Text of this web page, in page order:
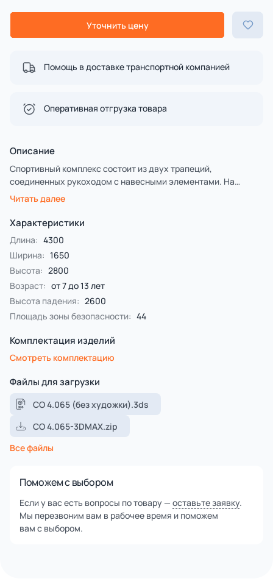
Уточнить цену
Помощь в доставке транспортной компанией
Оперативная отгрузка товара
Описание
Спортивный комплекс состоит из двух трапеций,
соединенных рукоходом с навесными элементами. На
трапециях установлены полипропиленовые сетки, канаты,
камнями. На рукоходе крепятся сетка полипропиленовая,
нанесена ручная художественная роспись в стиле
граффити.
Читать далее
Характеристики
Длина: 4300
Ширина: 1650
Высота: 2800
Возраст: от 7 до 13 лет
Высота падения: 2600
Площадь зоны безопасности: 44
Комплектация изделий
Смотреть комплектацию
Файлы для загрузки
СО 4.065 (без художки).3ds
СО 4.065-3DMAX.zip
Все файлы
Поможем с выбором
Если у вас есть вопросы по товару — оставьте заявку.
Мы перезвоним вам в рабочее время и поможем
вам с выбором.